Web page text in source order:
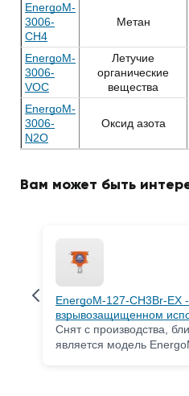
EnergoM-
3006-
CH4
Метан
EnergoM-
3006-
VOC
Летучие
органические
вещества
EnergoM-
3006-
N2O
Оксид азота
Вам может быть
EnergoM-127-CH3Br-EX
взрывозащищенном
Снят с производства,
является модель